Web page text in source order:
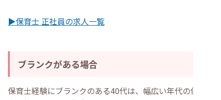
▶保育士 正社員の求人一覧
ブランクがある場合
保育士経験にブランクのある40代は、幅広い年代の保育